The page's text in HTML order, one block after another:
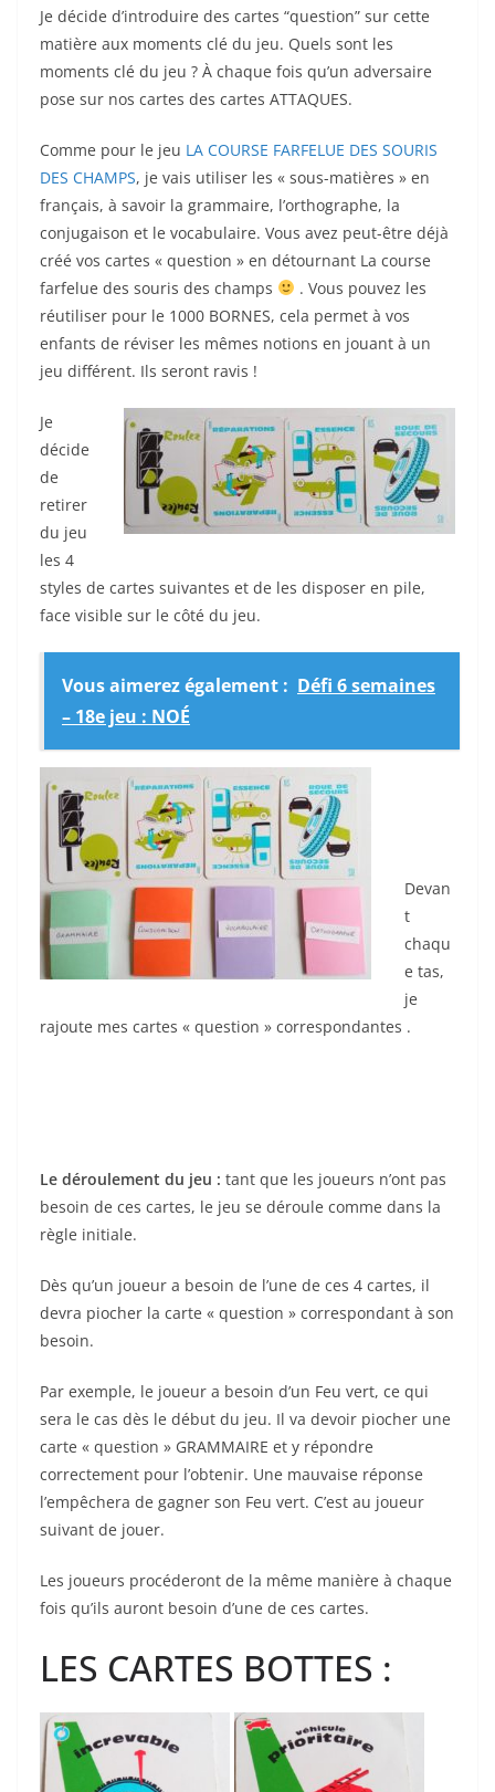
Je décide d’introduire des cartes “question” sur cette
matière aux moments clé du jeu. Quels sont les
moments clé du jeu ? À chaque fois qu’un adversaire
pose sur nos cartes des cartes ATTAQUES.
Comme pour le jeu LA COURSE FARFELUE DES SOURIS
DES CHAMPS, je vais utiliser les « sous-matières » en
français, à savoir la grammaire, l’orthographe, la
conjugaison et le vocabulaire. Vous avez peut-être déjà
créé vos cartes « question » en détournant La course
farfelue des souris des champs
. Vous pouvez les
réutiliser pour le 1000 BORNES, cela permet à vos
enfants de réviser les mêmes notions en jouant à un
jeu différent. Ils seront ravis !
Je
décide
de
retirer
du jeu
les 4
styles de cartes suivantes et de les disposer en pile,
face visible sur le côté du jeu.
Vous aimerez également : Défi 6 semaines
– 18e jeu : NOÉ
Devan
t
chaqu
e tas,
je
rajoute mes cartes « question » correspondantes .
Le déroulement du jeu : tant que les joueurs n’ont pas
besoin de ces cartes, le jeu se déroule comme dans la
règle initiale.
Dès qu’un joueur a besoin de l’une de ces 4 cartes, il
devra piocher la carte « question » correspondant à son
besoin.
Par exemple, le joueur a besoin d’un Feu vert, ce qui
sera le cas dès le début du jeu. Il va devoir piocher une
carte « question » GRAMMAIRE et y répondre
correctement pour l’obtenir. Une mauvaise réponse
l’empêchera de gagner son Feu vert. C’est au joueur
suivant de jouer.
Les joueurs procéderont de la même manière à chaque
fois qu’ils auront besoin d’une de ces cartes.
LES CARTES BOTTES :